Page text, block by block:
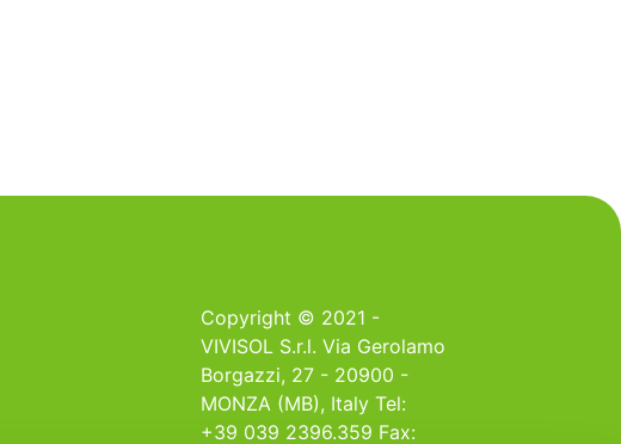
Copyright © 2021 -
VIVISOL S.r.l. Via Gerolamo
Borgazzi, 27 - 20900 -
MONZA (MB), Italy Tel:
+39 039 2396.359 Fax: